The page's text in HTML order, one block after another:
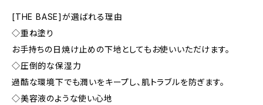
[THE BASE]が選ばれる理由
◇重ね塗り
お手持ちの日焼け止めの下地としてもお使いいただけます。
◇圧倒的な保湿力
過酷な環境下でも潤いをキープし、肌トラブルを防ぎます。
◇美容液のような使い心地